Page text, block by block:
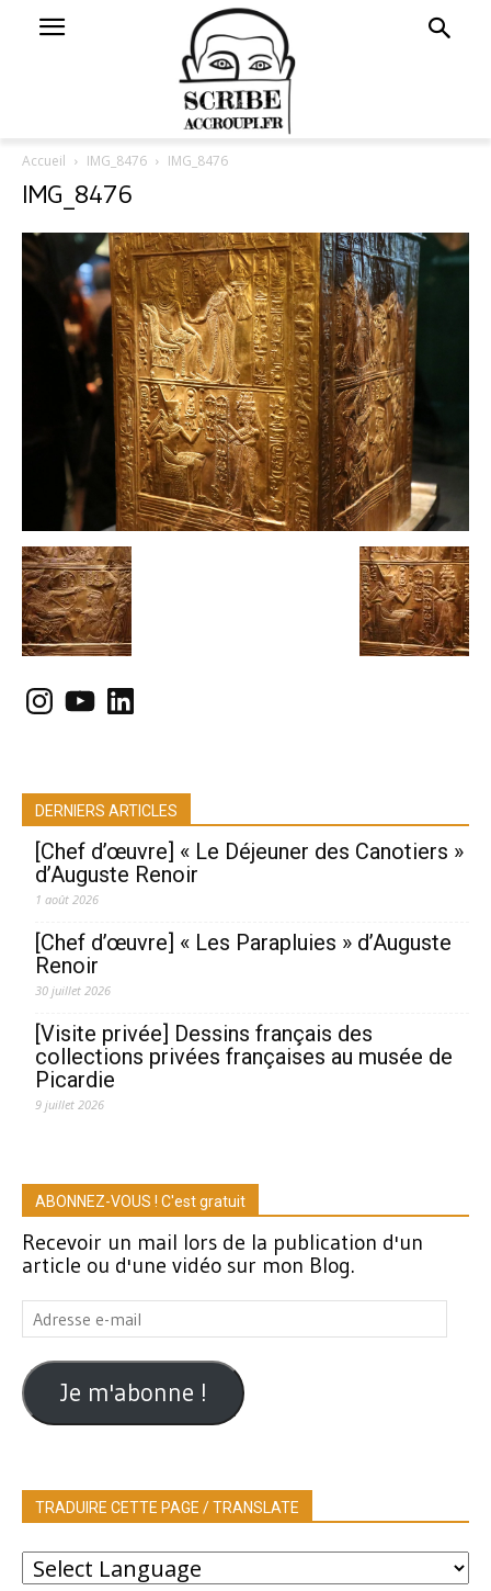
Accueil IMG_8476 IMG_8476
IMG_8476
Instagram
YouTubeLinkedIn
DERNIERS ARTICLES
[Chef d’œuvre] « Le Déjeuner des Canotiers »
d’Auguste Renoir
1 août 2026
[Chef d’œuvre] « Les Parapluies » d’Auguste
Renoir
30 juillet 2026
[Visite privée] Dessins français des
collections privées françaises au musée de
Picardie
9 juillet 2026
ABONNEZ-VOUS ! C'est gratuit
Recevoir un mail lors de la publication d'un
article ou d'une vidéo sur mon Blog.
Adresse
e-
mail
Je m'abonne !
TRADUIRE CETTE PAGE / TRANSLATE